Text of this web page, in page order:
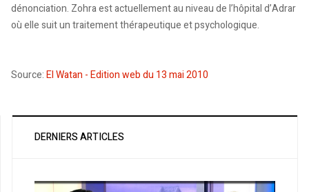
dénonciation. Zohra est actuellement au niveau de l’hôpital d’Adrar
où elle suit un traitement thérapeutique et psychologique.
Source:El Watan - Edition web du 13 mai 2010
DERNIERS ARTICLES